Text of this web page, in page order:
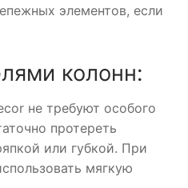
элементов, если
колонн:
не требуют особого
протереть
или губкой. При
мягкую